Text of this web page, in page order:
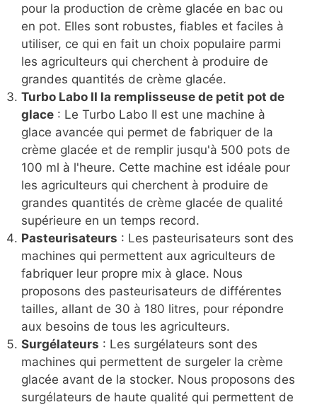
pour la production de crème glacée en bac ou
en pot. Elles sont robustes, fiables et faciles à
utiliser, ce qui en fait un choix populaire parmi
les agriculteurs qui cherchent à produire de
grandes quantités de crème glacée.
Turbo Labo II la remplisseuse de petit pot de
glace : Le Turbo Labo II est une machine à
glace avancée qui permet de fabriquer de la
crème glacée et de remplir jusqu'à 500 pots de
100 ml à l'heure. Cette machine est idéale pour
les agriculteurs qui cherchent à produire de
grandes quantités de crème glacée de qualité
supérieure en un temps record.
Pasteurisateurs : Les pasteurisateurs sont des
machines qui permettent aux agriculteurs de
fabriquer leur propre mix à glace. Nous
proposons des pasteurisateurs de différentes
tailles, allant de 30 à 180 litres, pour répondre
aux besoins de tous les agriculteurs.
Surgélateurs : Les surgélateurs sont des
machines qui permettent de surgeler la crème
glacée avant de la stocker. Nous proposons des
surgélateurs de haute qualité qui permettent de